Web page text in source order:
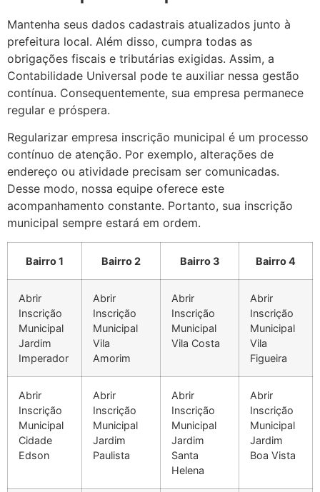
Mantenha seus dados cadastrais atualizados junto à
prefeitura local. Além disso, cumpra todas as
obrigações fiscais e tributárias exigidas. Assim, a
Contabilidade Universal pode te auxiliar nessa gestão
contínua. Consequentemente, sua empresa permanece
regular e próspera.
Regularizar empresa inscrição municipal é um processo
contínuo de atenção. Por exemplo, alterações de
endereço ou atividade precisam ser comunicadas.
Desse modo, nossa equipe oferece este
acompanhamento constante. Portanto, sua inscrição
municipal sempre estará em ordem.
Bairro 1 Bairro 2 Bairro 3 Bairro 4
Abrir
Inscrição
Municipal
Jardim
Imperador
Abrir
Inscrição
Municipal
Vila
Amorim
Abrir
Inscrição
Municipal
Vila Costa
Abrir
Inscrição
Municipal
Vila
Figueira
Abrir
Inscrição
Municipal
Cidade
Edson
Abrir
Inscrição
Municipal
Jardim
Paulista
Abrir
Inscrição
Municipal
Jardim
Santa
Helena
Abrir
Inscrição
Municipal
Jardim
Boa Vista